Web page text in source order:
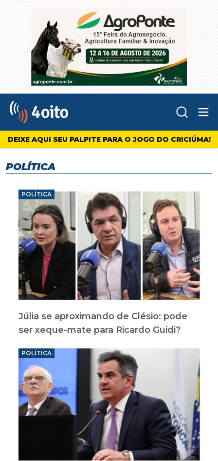
4oito
DEIXE AQUI SEU PALPITE PARA O JOGO DO CRICIÚMA!
POLÍTICA
POLÍTICA
Júlia se aproximando de Clésio: pode
ser xeque-mate para Ricardo Guidi?
POLÍTICA